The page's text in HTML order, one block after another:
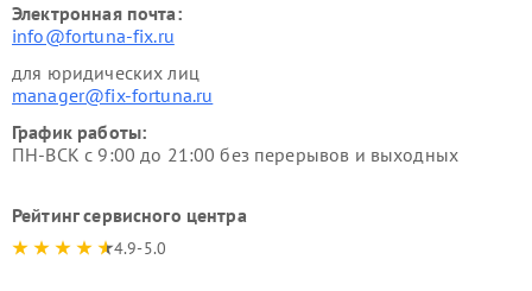
Электронная почта:
info@fortuna-fix.ru
для юридических лиц
manager@fix-fortuna.ru
График работы:
ПН-ВСК с 9:00 до 21:00 без перерывов и выходных
Рейтинг сервисного центра
4.9-5.0